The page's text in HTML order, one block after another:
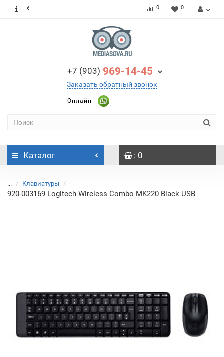
0 0
+7 (903) 969-14-45
Заказать обратный звонок
Онлайн -
Каталог : 0
... Клавиатуры
920-003169 Logitech Wireless Combo MK220 Black USB